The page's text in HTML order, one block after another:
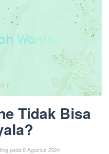
Tidak Bisa
pada 8 Agustus 2024